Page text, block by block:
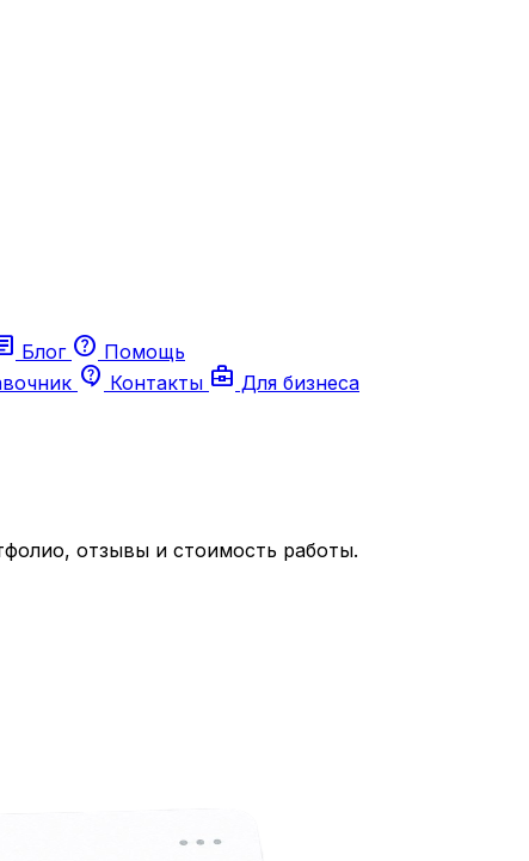
Блог help Помощь
contact_support Контакты business_center Для бизнеса
отзывы и стоимость работы.